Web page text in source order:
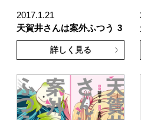
2017.1.21
天賀井さんは案外ふつう 3
詳しく見る